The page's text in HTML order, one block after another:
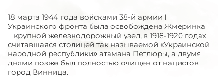
18 марта 1944 года войсками 38-й армии I
Украинского фронта была освобождена Жмеринка
– крупной железнодорожный узел, в 1918-1920 годах
считавшаяся столицей так называемой «Украинской
народной республики» атамана Петлюры, а двумя
днями позже был полностью очищен от нацистов
город Винница.